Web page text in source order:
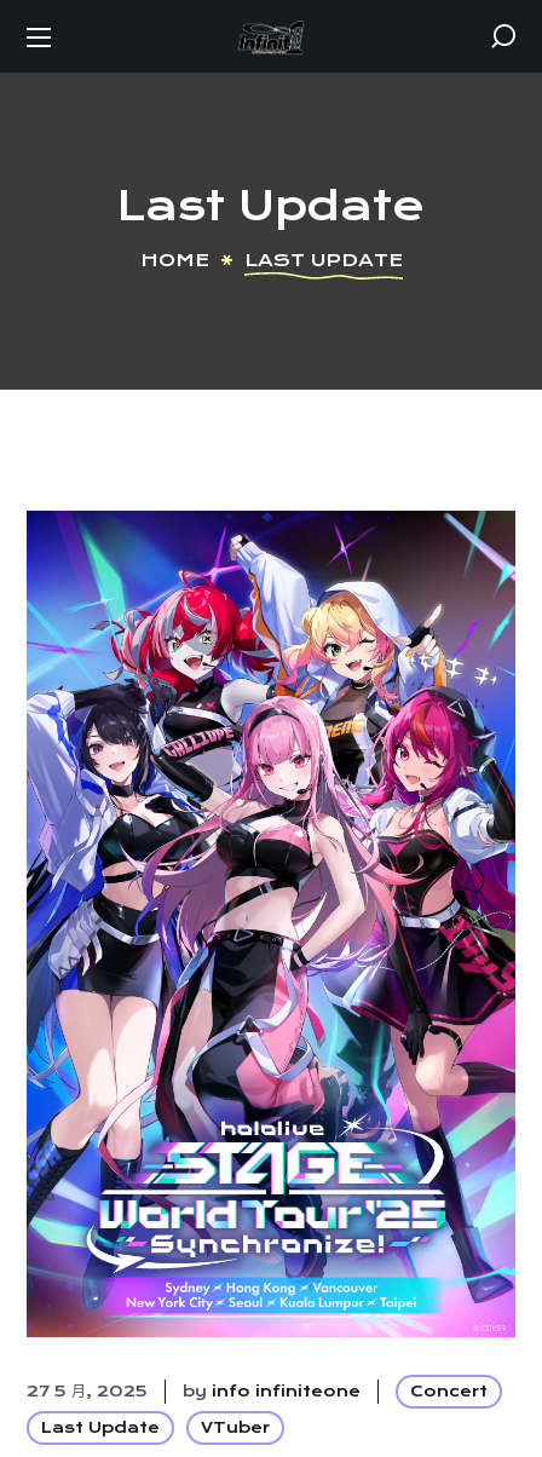
Last Update
HOME LAST UPDATE
27 5 月, 2025 by info infiniteone
Concert
Last Update
VTuber